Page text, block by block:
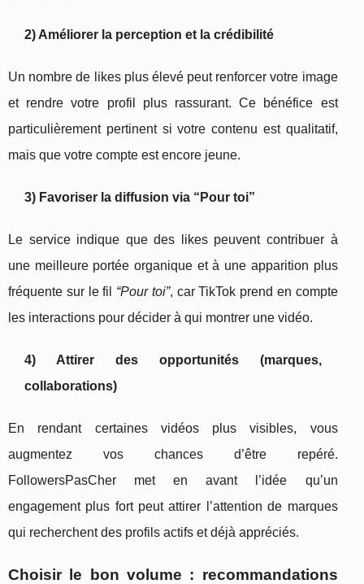
2) Améliorer la perception et la crédibilité
Un nombre de likes plus élevé peut renforcer votre image
et rendre votre profil plus rassurant. Ce bénéfice est
particulièrement pertinent si votre contenu est qualitatif,
mais que votre compte est encore jeune.
3) Favoriser la diffusion via “Pour toi”
Le service indique que des likes peuvent contribuer à
une meilleure portée organique et à une apparition plus
fréquente sur le fil “Pour toi”, car TikTok prend en compte
les interactions pour décider à qui montrer une vidéo.
4) Attirer des opportunités (marques,
collaborations)
En rendant certaines vidéos plus visibles, vous
augmentez vos chances d’être repéré.
FollowersPasCher met en avant l’idée qu’un
engagement plus fort peut attirer l’attention de marques
qui recherchent des profils actifs et déjà appréciés.
Choisir le bon volume : recommandations